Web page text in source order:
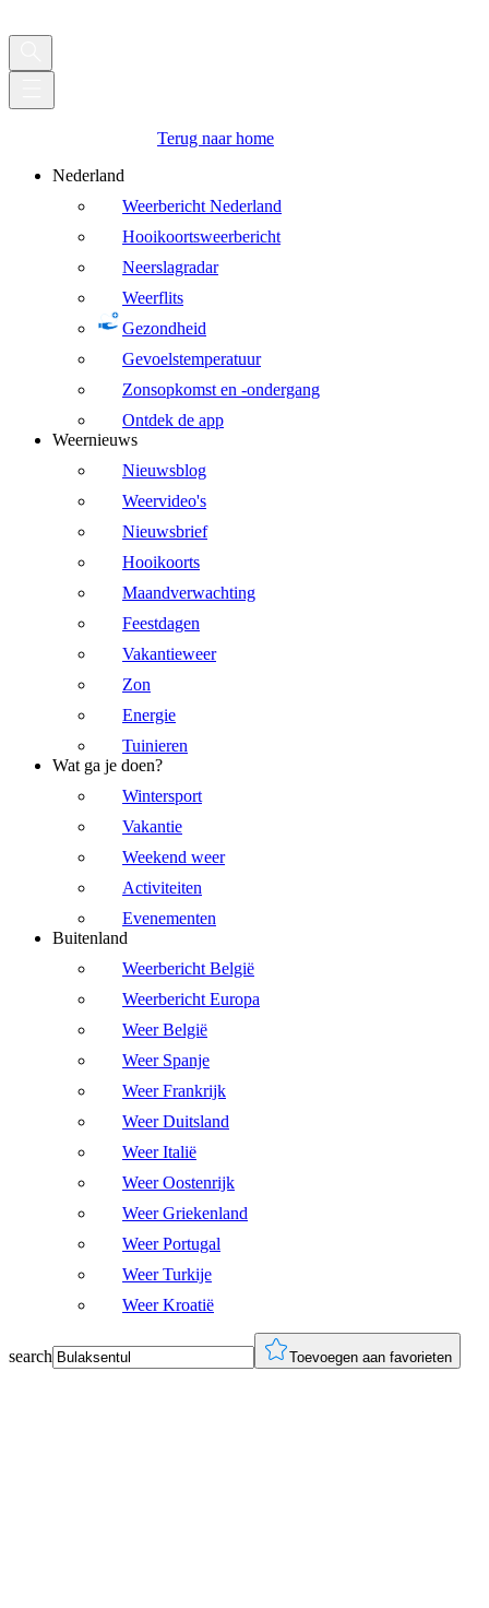
Terug naar home
Nederland
Weerbericht Nederland
Hooikoortsweerbericht
Neerslagradar
Weerflits
Gezondheid
Gevoelstemperatuur
Zonsopkomst en -ondergang
Ontdek de app
Weernieuws
Nieuwsblog
Weervideo's
Nieuwsbrief
Hooikoorts
Maandverwachting
Feestdagen
Vakantieweer
Zon
Energie
Tuinieren
Wat ga je doen?
Wintersport
Vakantie
Weekend weer
Activiteiten
Evenementen
Buitenland
Weerbericht België
Weerbericht Europa
Weer België
Weer Spanje
Weer Frankrijk
Weer Duitsland
Weer Italië
Weer Oostenrijk
Weer Griekenland
Weer Portugal
Weer Turkije
Weer Kroatië
search Toevoegen aan favorieten